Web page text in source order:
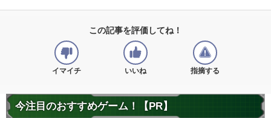
この記事を評価してね！
イマイチ いいね 指摘する
今注目のおすすめゲーム！【PR】